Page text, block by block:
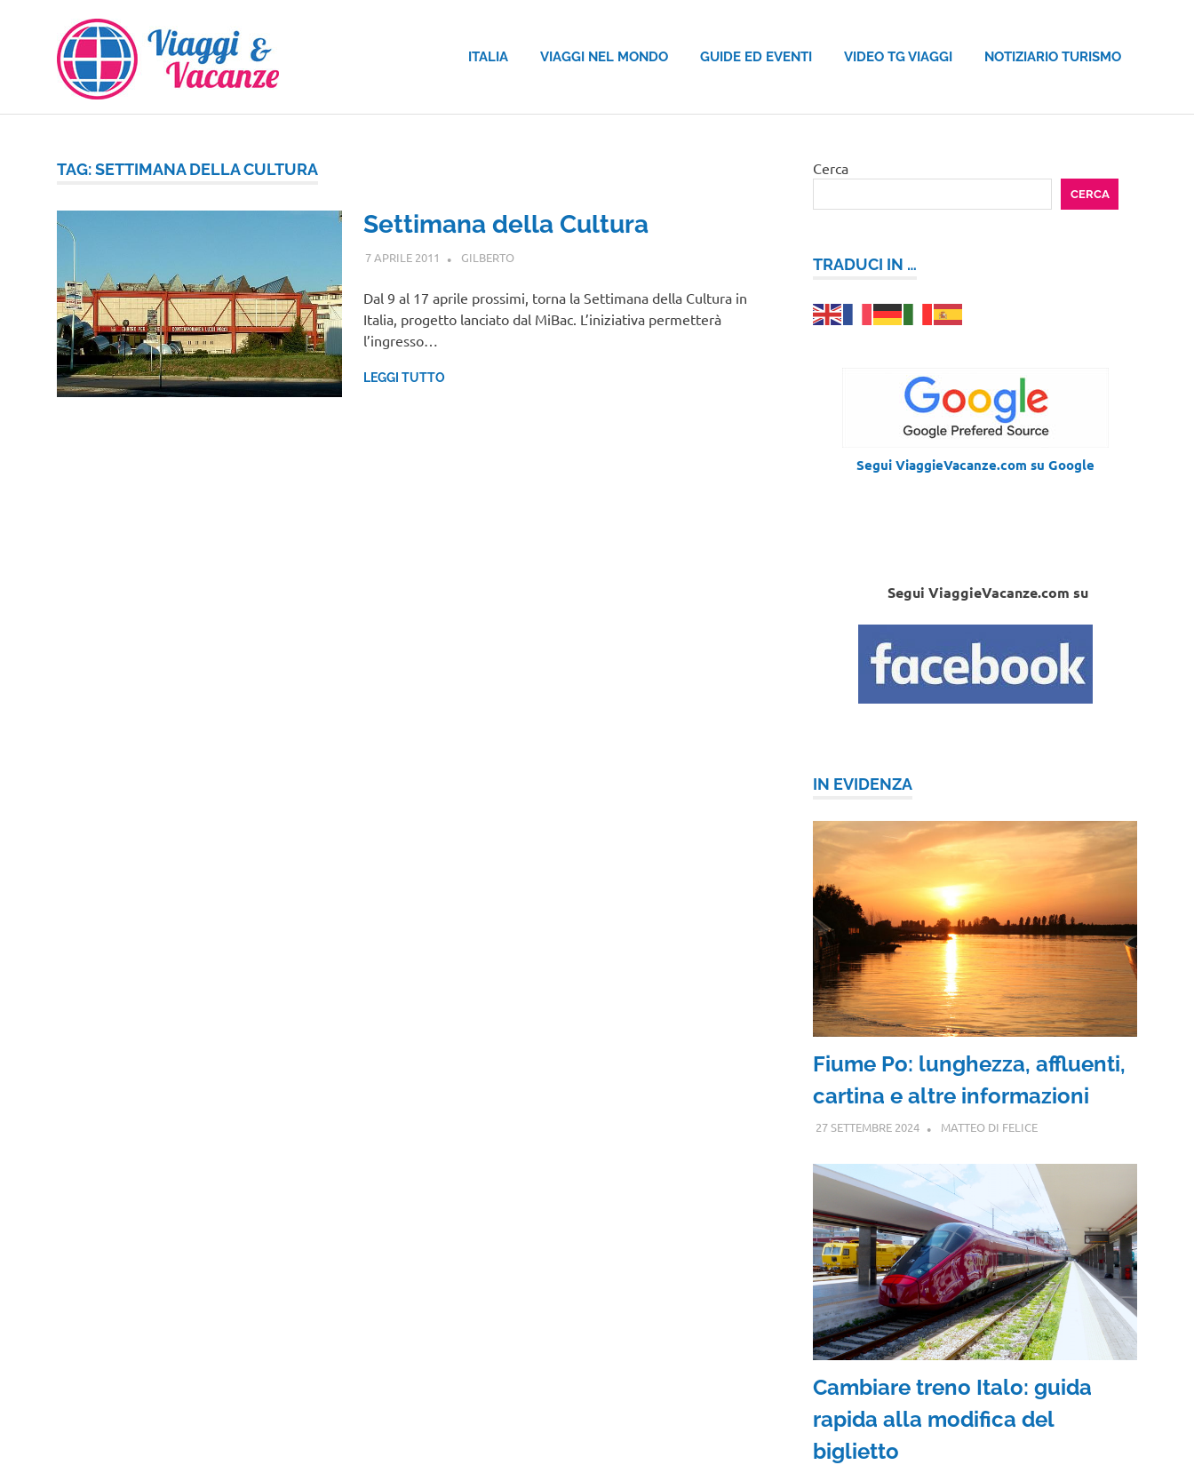
contenuto
ITALIA VIAGGI NEL MONDO GUIDE ED EVENTI VIDEO TG VIAGGI NOTIZIARIO TURISMO
TAG:SETTIMANA DELLA CULTURA
Settimana della Cultura
7 APRILE 2011 GILBERTO
Dal 9 al 17 aprile prossimi, torna la Settimana della Cultura in
Italia, progetto lanciato dal MiBac. L’iniziativa permetterà
l’ingresso…
LEGGI TUTTO
Cerca
CERCA
TRADUCI IN …
Segui ViaggieVacanze.com su Google
Segui ViaggieVacanze.com su
IN EVIDENZA
Fiume Po: lunghezza, affluenti,
cartina e altre informazioni
27 SETTEMBRE 2024 MATTEO DI FELICE
Cambiare treno Italo: guida
rapida alla modifica del
biglietto